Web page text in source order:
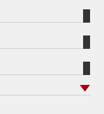
アンフ
リア
）
方）